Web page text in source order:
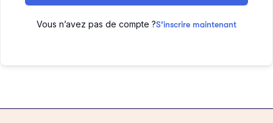
Vous n’avez pas de compte ?S’inscrire maintenant